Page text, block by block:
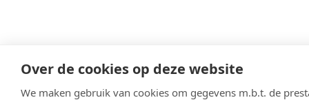
Over de cookies op deze website
We maken gebruik van cookies om gegevens m.b.t. de